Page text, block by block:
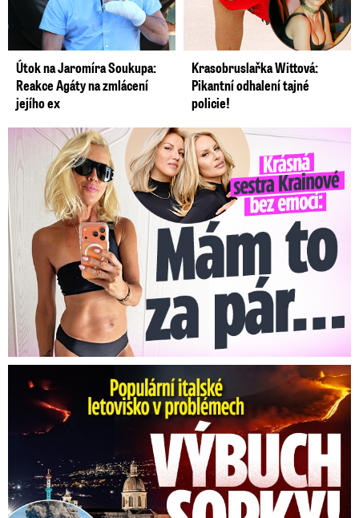
Útok na Jaromíra Soukupa:
Reakce Agáty na zmlácení
jejího ex
Krasobruslařka Wittová:
Pikantní odhalení tajné
policie!
Krásná sestra Krainové bez emocí: Mám to za pár…
Erupce sicilské sopky Etny: Ruší desítky letů